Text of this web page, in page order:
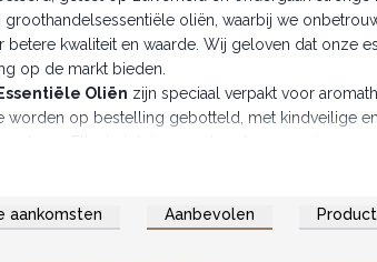
oliën, waarbij we
betere kwaliteit en waarde. Wij geloven dat onze
op de markt bieden.
Oliën zijn speciaal verpakt voor
worden op bestelling gebotteld, met kindveilige
Elke batch is gecodeerd en voorzien van
Essentiële Oliën en bied
aankomsten Aanbevolen
Log in of registreer u voor
groothandelsprijzen.
Log in